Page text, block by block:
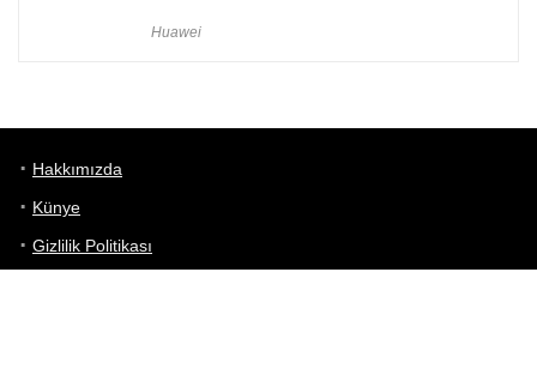
Huawei
Hakkımızda
Künye
Gizlilik Politikası